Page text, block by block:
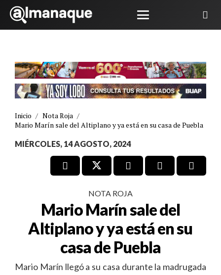
Inicio / Nota Roja /
Mario Marín sale del Altiplano y ya está en su casa de Puebla
MIÉRCOLES, 14 AGOSTO, 2024
NOTA ROJA
Mario Marín sale del
Altiplano y ya está en su
casa de Puebla
Mario Marín llegó a su casa durante la madrugada